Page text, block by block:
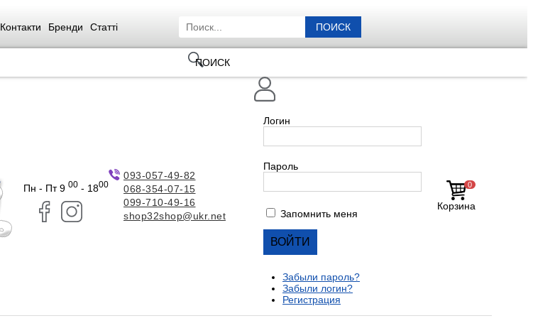
Контакти Бренди Статті ПОИСК
ПОИСК
Пн - Пт 9 00 - 1800
093-057-49-82
068-354-07-15
099-710-49-16
shop32shop@ukr.net
0
Корзина
Логин
Пароль
Запомнить меня
Забыли пароль?
Забыли логин?
Регистрация